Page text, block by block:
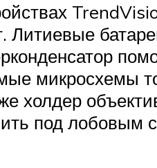
Литиевые
микросхемы
холдер
под лобовым